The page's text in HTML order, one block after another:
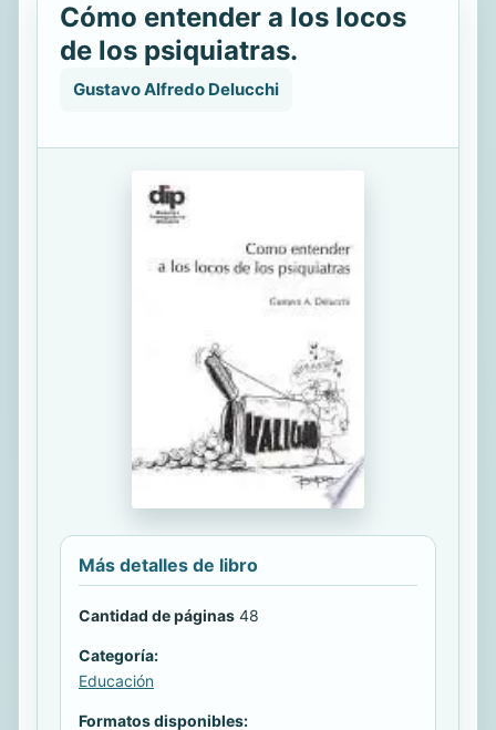
Cómo entender a los locos
de los psiquiatras.
Gustavo Alfredo Delucchi
Más detalles de libro
Cantidad de páginas 48
Categoría:
Educación
Formatos disponibles: